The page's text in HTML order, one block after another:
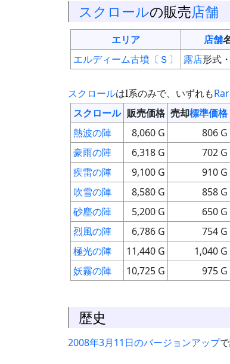
スクロールの販売店舗
エリア 店舗
エルディーム古墳〔Ｓ〕
露店形式・
スクロールはI系のみで、いずれも
スクロール 販売価格 売却標準価格
熱波の陣
8,060 G
806 G
豪雨の陣
6,318 G
702 G
疾雷の陣
9,100 G
910 G
吹雪の陣
8,580 G
858 G
砂塵の陣
5,200 G
650 G
烈風の陣
6,786 G
754 G
極光の陣
11,440 G
1,040 G
妖霧の陣
10,725 G 975 G
歴史
2008年3月11日のバージョンアップで